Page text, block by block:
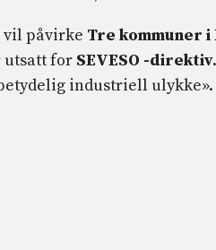
vil påvirke Tre kommuner i
utsatt for SEVESO -direktiv
industriell